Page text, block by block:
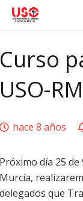
Curso
USO-RM
hace 8 años
Próximo día 25 de
Murcia,
delegados que